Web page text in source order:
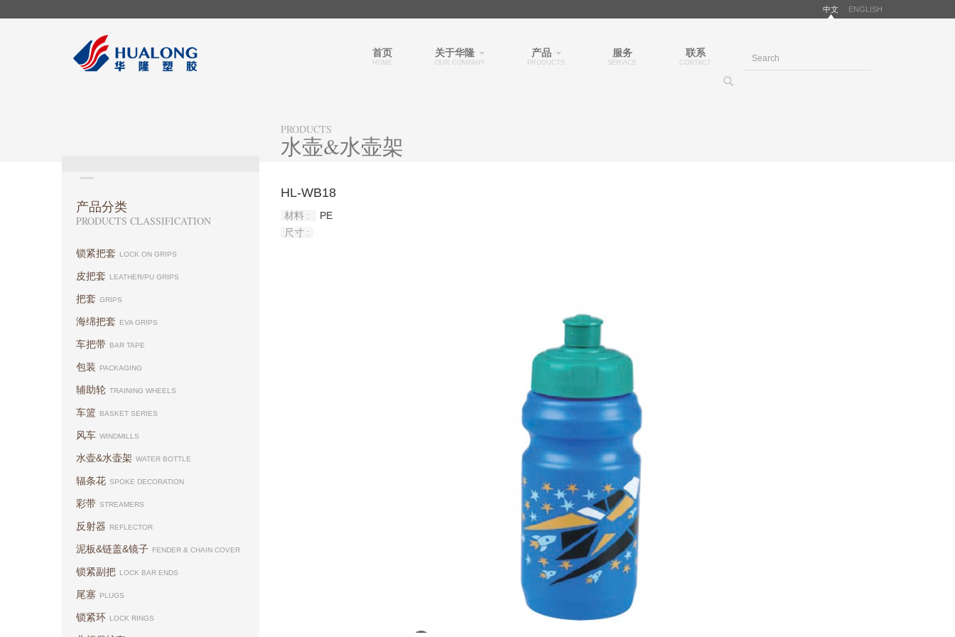
中文 ENGLISH
首页
HOME
关于华隆
OUR COMPANY
产品
PRODUCTS
服务
SERVICE
联系
CONTACT
产品分类
PRODUCTS CLASSIFICATION
锁紧把套 LOCK ON GRIPS
皮把套 LEATHER/PU GRIPS
把套 GRIPS
海绵把套 EVA GRIPS
车把带 BAR TAPE
包装 PACKAGING
辅助轮 TRAINING WHEELS
车篮 BASKET SERIES
风车 WINDMILLS
水壶&水壶架 WATER BOTTLE
辐条花 SPOKE DECORATION
彩带 STREAMERS
反射器 REFLECTOR
泥板&链盖&镜子 FENDER & CHAIN COVER
锁紧副把 LOCK BAR ENDS
尾塞 PLUGS
锁紧环 LOCK RINGS
PRODUCTS
水壶&水壶架
HL-WB18
材料 :
PE
尺寸 :